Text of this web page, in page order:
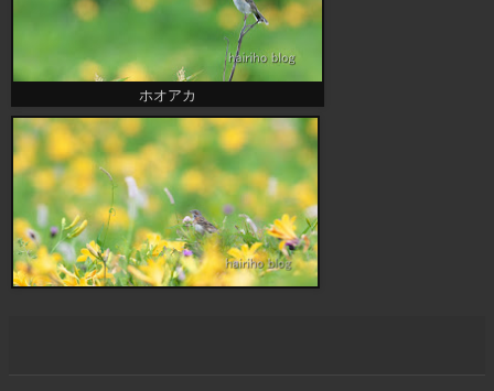
ホオアカ